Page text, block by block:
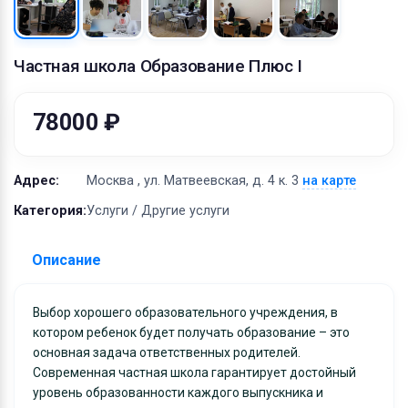
Частная школа Образование Плюс I
78000 ₽
Адрес: Москва , ул. Матвеевская, д. 4 к. 3 на карте
Категория:Услуги / Другие услуги
Описание
Выбор хорошего образовательного учреждения, в
котором ребенок будет получать образование – это
основная задача ответственных родителей.
Современная частная школа гарантирует достойный
уровень образованности каждого выпускника и
Материалы